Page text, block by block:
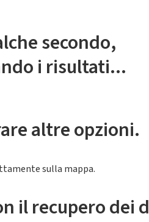
secondo,
i risultati...
altre opzioni.
sulla mappa.
il recupero dei